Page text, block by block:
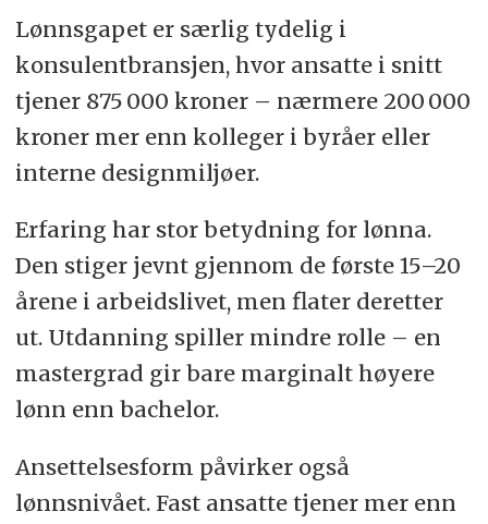
Lønnsgapet er særlig tydelig i
konsulentbransjen, hvor ansatte i snitt
tjener 875 000 kroner – nærmere 200 000
kroner mer enn kolleger i byråer eller
interne designmiljøer.
Erfaring har stor betydning for lønna.
Den stiger jevnt gjennom de første 15–20
årene i arbeidslivet, men flater deretter
ut. Utdanning spiller mindre rolle – en
mastergrad gir bare marginalt høyere
lønn enn bachelor.
Ansettelsesform påvirker også
lønnsnivået. Fast ansatte tjener mer enn